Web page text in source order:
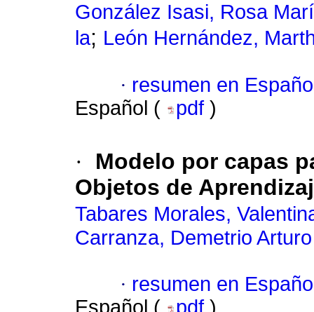
González Isasi, Rosa
la; León Hernández,
· resumen en
Español (
pdf )
·
Modelo por capas
Objetos de
Tabares Morales,
Carranza, Demetrio Arturo
· resumen en
Español (
pdf )